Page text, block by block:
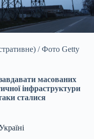
/ Фото Getty
масованих
інфраструктури
сталися